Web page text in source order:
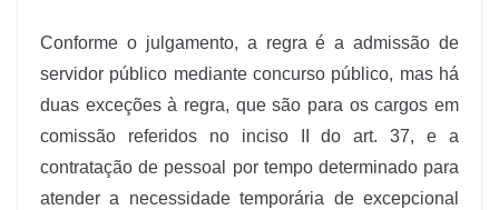
Conforme o julgamento, a regra é a admissão de
servidor público mediante concurso público, mas há
duas exceções à regra, que são para os cargos em
comissão referidos no inciso II do art. 37, e a
contratação de pessoal por tempo determinado para
atender a necessidade temporária de excepcional